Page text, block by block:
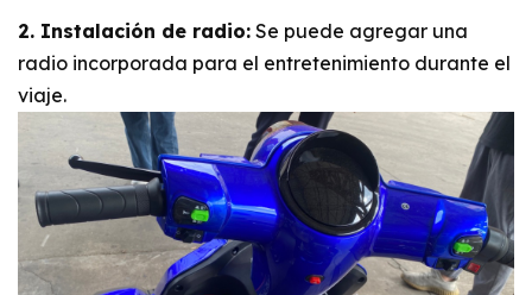
2. Instalación de radio: Se puede agregar una
radio incorporada para el entretenimiento durante el
viaje.